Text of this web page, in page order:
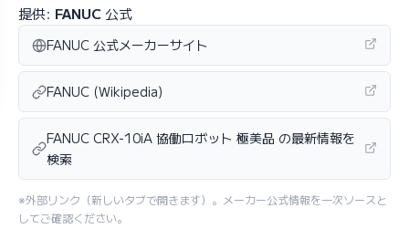
提供: FANUC 公式
FANUC 公式メーカーサイト
FANUC (Wikipedia)
FANUC CRX-10iA 協働ロボット 極美品 の最新情報を
検索
※外部リンク（新しいタブで開きます）。メーカー公式情報を一次ソースと
してご確認ください。